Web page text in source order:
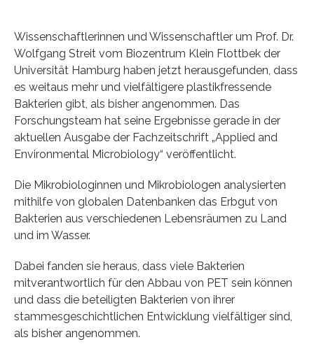
Wissenschaftlerinnen und Wissenschaftler um Prof. Dr.
Wolfgang Streit vom Biozentrum Klein Flottbek der
Universität Hamburg haben jetzt herausgefunden, dass
es weitaus mehr und vielfältigere plastikfressende
Bakterien gibt, als bisher angenommen. Das
Forschungsteam hat seine Ergebnisse gerade in der
aktuellen Ausgabe der Fachzeitschrift „Applied and
Environmental Microbiology“ veröffentlicht.
Die Mikrobiologinnen und Mikrobiologen analysierten
mithilfe von globalen Datenbanken das Erbgut von
Bakterien aus verschiedenen Lebensräumen zu Land
und im Wasser.
Dabei fanden sie heraus, dass viele Bakterien
mitverantwortlich für den Abbau von PET sein können
und dass die beteiligten Bakterien von ihrer
stammesgeschichtlichen Entwicklung vielfältiger sind,
als bisher angenommen.